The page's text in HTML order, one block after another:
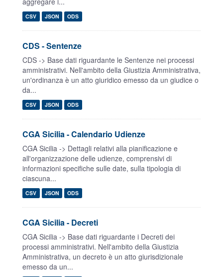
CSV JSON ODS
CDS - Sentenze
CDS -> Base dati riguardante le Sentenze nei processi
amministrativi. Nell'ambito della Giustizia Amministrativa,
un'ordinanza è un atto giuridico emesso da un giudice o
da...
CSV JSON ODS
CGA Sicilia - Calendario Udienze
CGA Sicilia -> Dettagli relativi alla pianificazione e
all'organizzazione delle udienze, comprensivi di
informazioni specifiche sulle date, sulla tipologia di
ciascuna...
CSV JSON ODS
CGA Sicilia - Decreti
CGA Sicilia -> Base dati riguardante i Decreti dei
processi amministrativi. Nell'ambito della Giustizia
Amministrativa, un decreto è un atto giurisdizionale
emesso da un...